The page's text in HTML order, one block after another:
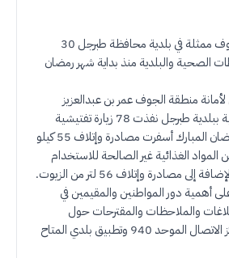
أنذرت أمانة منطقة الجوف ممثلة في بلدية محافظة طبرجل 30
الصحية والبلدية منذ بداية شهر رمضان
منطقة الجوف عمر بن عبدالعزيز
الحموان إن الفرق الرقابية ببلدية طبرجل نفذت 78 زيارة تفتيشية
للمنشآت خلال شهر رمضان المبارك أسفرت مصادرة وإتلاف 55 كيلو
و 40 كيلو من المواد الغذائية غير الصالحة للاستخدام
مصادرة وإتلاف 56 لتر من الزيوت
.
أهمية دور المواطنين والمقيمين في
والملاحظات والمقترحات حول
الخدمات البلدية عبر مركز الاتصال الموحد 940 وتطبيق بلدي المتاح